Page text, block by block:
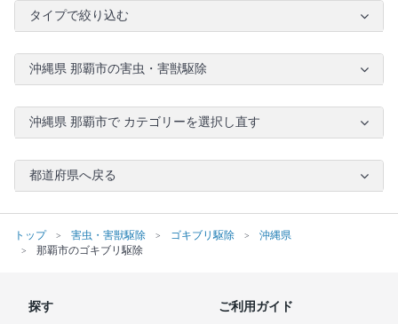
タイプで絞り込む
沖縄県 那覇市の害虫・害獣駆除
沖縄県 那覇市で カテゴリーを選択し直す
都道府県へ戻る
トップ 害虫・害獣駆除 ゴキブリ駆除
沖縄県
那覇市のゴキブリ駆除
探す ご利用ガイド